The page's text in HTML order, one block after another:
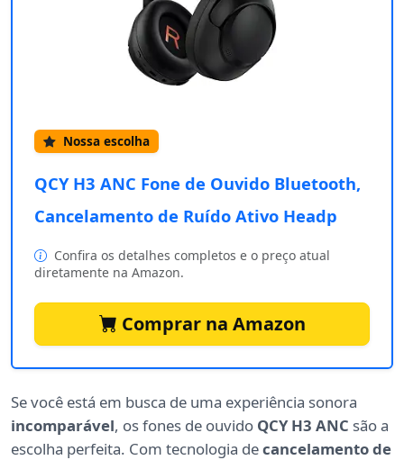
Nossa escolha
QCY H3 ANC Fone de Ouvido Bluetooth,
Cancelamento de Ruído Ativo Headp
Confira os detalhes completos e o preço atual
diretamente na Amazon.
Comprar na Amazon
Se você está em busca de uma experiência sonora
incomparável, os fones de ouvido QCY H3 ANC são a
escolha perfeita. Com tecnologia decancelamento de